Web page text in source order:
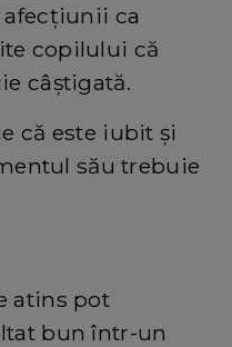
afecțiunii ca
copilului că
câștigată.
că este iubit și
său trebuie
atins pot
bun într-un